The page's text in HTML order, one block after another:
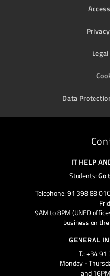
Data
IT HELP
Students:Go
Telephone: 91 398 88
9AM to 8PM (UNED
business on
GENERAL
T.: +34
Monday -
and